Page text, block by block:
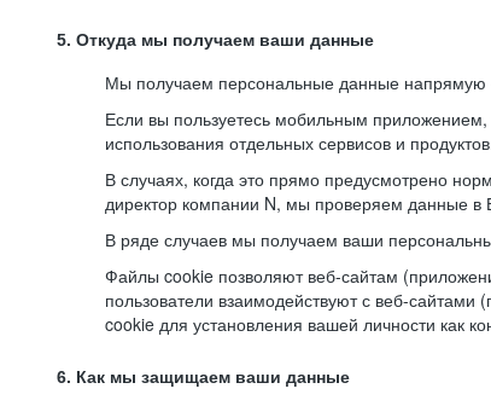
5. Откуда мы получаем ваши данные
Мы получаем персональные данные напрямую
Если вы пользуетесь мобильным
использования отдельных сервисов и
В случаях, когда это прямо предусмотрено
директор компании N, мы проверяем данные
В ряде случаев мы получаем ваши
Файлы cookie позволяют веб-сайтам
пользователи взаимодействуют с веб-
cookie для установления вашей личности как
6. Как мы защищаем ваши данные